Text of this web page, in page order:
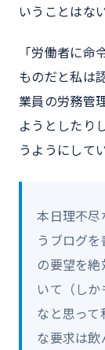
いうことはな
「労働者に
ものだと私は
業員の労務管
ようとしたり
うようにして
本日理不尽
うブログ
の要望を
いて（し
なと思って
な要求は飲